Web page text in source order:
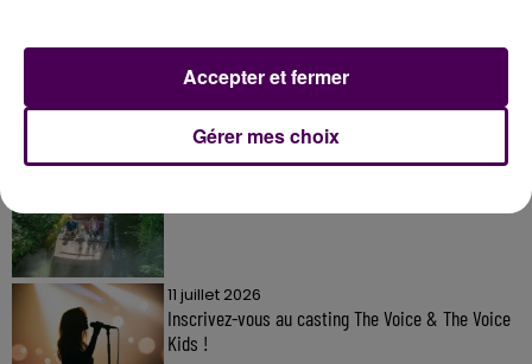
À LA UNE
11 juillet 2026
Inscrivez-vous au casting The Voice & The Voice
Kids !
Gérer mes choix
Accepter et fermer